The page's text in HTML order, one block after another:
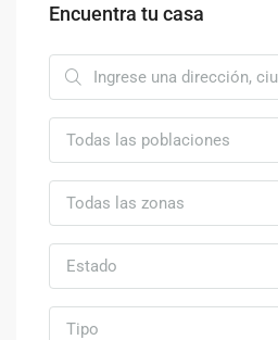
Encuentra tu casa
Todas las poblaciones
Todas las zonas
Estado
Tipo